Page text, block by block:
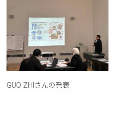
GUO ZHIさんの発表